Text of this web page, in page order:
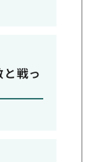
戦っ